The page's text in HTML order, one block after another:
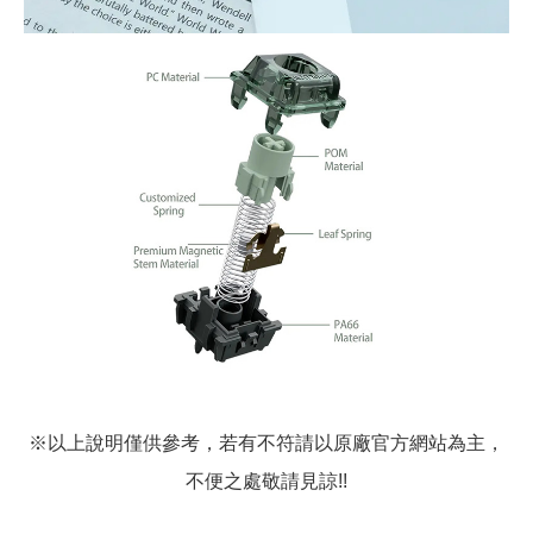
※以上說明僅供參考，若有不符請以原廠官方網站為主，
不便之處敬請見諒!!